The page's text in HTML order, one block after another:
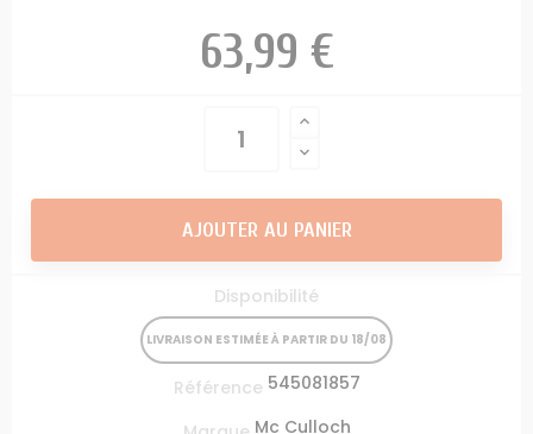
63,99 €
AJOUTER AU PANIER
Disponibilité
LIVRAISON ESTIMÉE À PARTIR DU 18/08
Référence 545081857
Mc Culloch